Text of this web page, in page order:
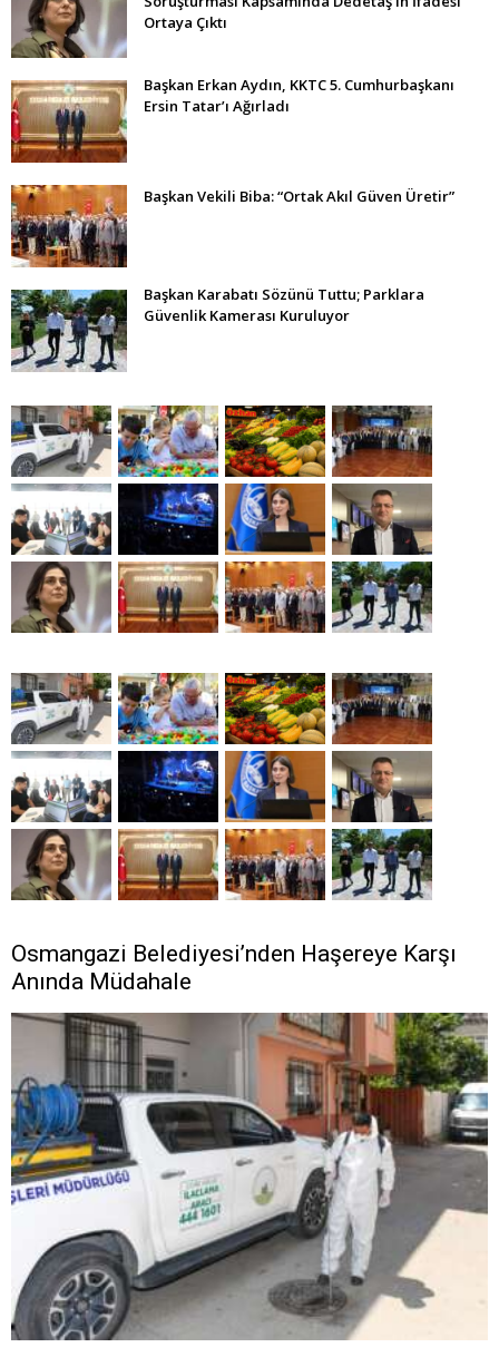
Ortaya Çıktı
Başkan Erkan Aydın, KKTC 5. Cumhurbaşkanı
Ersin Tatar’ı Ağırladı
Başkan Vekili Biba: “Ortak Akıl Güven Üretir”
Başkan Karabatı Sözünü Tuttu; Parklara
Güvenlik Kamerası Kuruluyor
Osmangazi Belediyesi’nden Haşereye Karşı
Anında Müdahale